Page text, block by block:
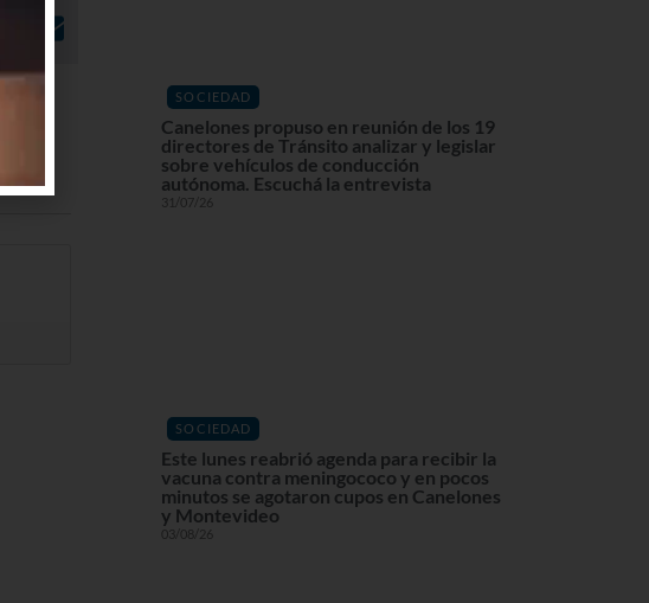
SOCIEDAD
Canelones propuso en reunión de los 19
directores de Tránsito analizar y legislar
sobre vehículos de conducción
autónoma. Escuchá la entrevista
31/07/26
SOCIEDAD
Este lunes reabrió agenda para recibir la
vacuna contra meningococo y en pocos
minutos se agotaron cupos en Canelones
y Montevideo
03/08/26